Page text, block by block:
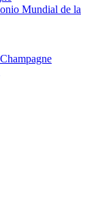
Mundial de la